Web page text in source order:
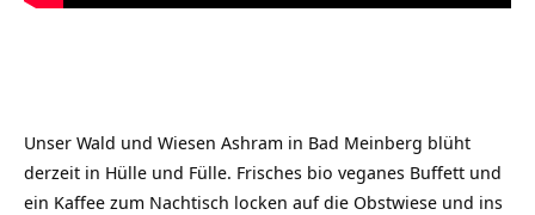
Unser Wald und Wiesen Ashram in Bad Meinberg blüht
derzeit in Hülle und Fülle. Frisches bio veganes Buffett und
ein Kaffee zum Nachtisch locken auf die Obstwiese und ins